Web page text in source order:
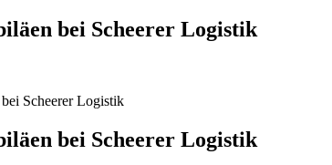
bei Scheerer Logistik
Scheerer Logistik
bei Scheerer Logistik